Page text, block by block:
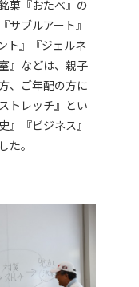
菓『おたべ』の
ブルアート』
ト』『ジェルネ
』などは、親子
、ご年配の方に
トレッチ』とい
』『ビジネス』
た。